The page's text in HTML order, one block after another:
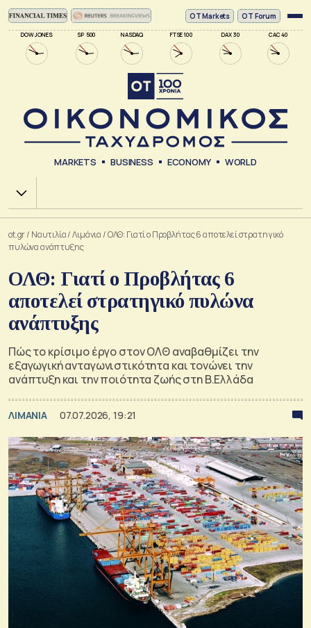
DOW JONES SP 500 NASDAQ FTSE 100 DAX 30 CAC 40
ΟΤ Markets OT Forum
MARKETS BUSINESS ECONOMY WORLD
Χ.Α.
ot.gr/ Ναυτιλία/Λιμάνια /ΟΛΘ: Γιατί ο Προβλήτας 6 αποτελεί στρατηγικό
πυλώνα ανάπτυξης
ΟΛΘ: Γιατί ο Προβλήτας 6
αποτελεί στρατηγικό πυλώνα
ανάπτυξης
Πώς το κρίσιμο έργο στον ΟΛΘ αναβαθμίζει την
εξαγωγική ανταγωνιστικότητα και τονώνει την
ανάπτυξη και την ποιότητα ζωής στη Β.Ελλάδα
ΛΙΜΑΝΙΑ 07.07.2026, 19:21